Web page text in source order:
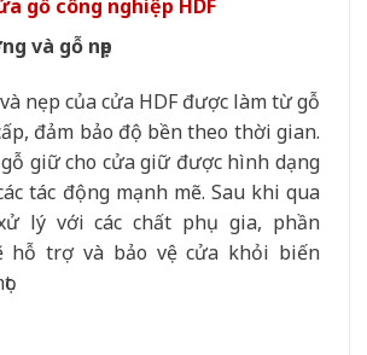
gỗ công nghiệp HDF
và gỗ nẹp
nẹp của cửa HDF được làm từ gỗ
đảm bảo độ bền theo thời gian.
giữ cho cửa giữ được hình dạng
tác động mạnh mẽ. Sau khi qua
lý với các chất phụ gia, phần
hỗ trợ và bảo vệ cửa khỏi biến